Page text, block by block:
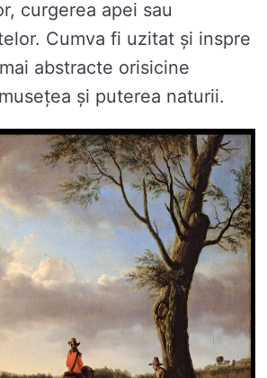
curgerea apei sau
Cumva fi uzitat și inspre
abstracte orisicine
și puterea naturii.